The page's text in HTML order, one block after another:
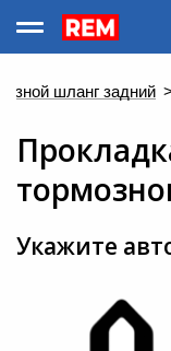
Каталог
шланг задний >
Укажите